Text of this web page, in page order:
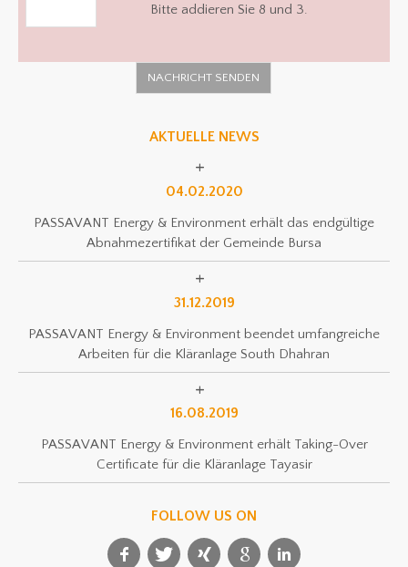
Bitte addieren Sie 8 und 3.
AKTUELLE NEWS
04.02.2020
PASSAVANT Energy & Environment erhält das endgültige
Abnahmezertifikat der Gemeinde Bursa
31.12.2019
PASSAVANT Energy & Environment beendet umfangreiche
Arbeiten für die Kläranlage South Dhahran
16.08.2019
PASSAVANT Energy & Environment erhält Taking-Over
Certificate für die Kläranlage Tayasir
FOLLOW US ON